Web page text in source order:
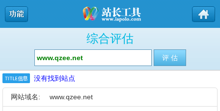
综合评估
没有找到站点
网站域名: www.qzee.net